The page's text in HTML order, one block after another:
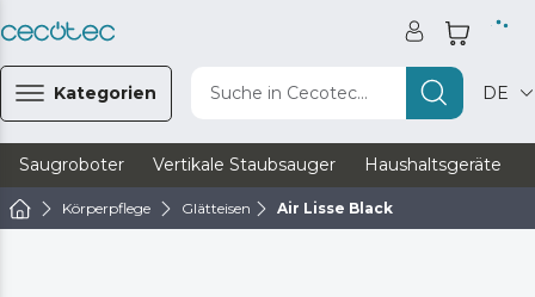
Kategorien Suche in Cecotec... DE
Saugroboter Vertikale Staubsauger Haushaltsgeräte
Körperpflege Glätteisen Air Lisse Black